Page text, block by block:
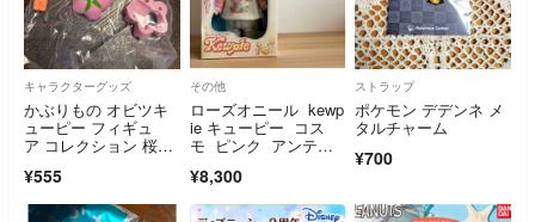
キャラクターグッズ
かぶりもの オビツキ
ューピー フィギュ
ア コレクション 桜キ
¥555
その他
ローズオニール kewp
ie キューピー コス
モ ピンク アンティ
¥8,300
ストラップ
ポケモン デデンネ メ
タルチャーム
¥700